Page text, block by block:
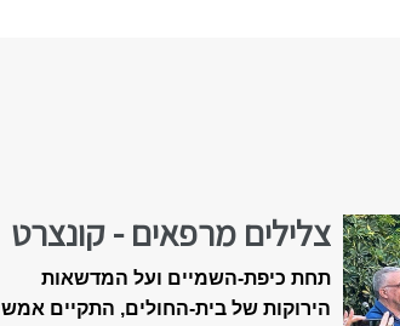
צלילים מרפאים - קונצרט
האביב ה-18 של ״מאיר״
תחת כיפת-השמיים ועל המדשאות
הירוקות של בית-החולים, התקיים אמש